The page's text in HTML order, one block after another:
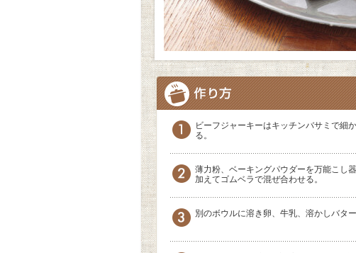
ビーフジャーキーはキッチンバサミで細
る。
薄力粉、ベーキングパウダーを万能こし
加えてゴムベラで混ぜ合わせる。
別のボウルに溶き卵、牛乳、溶かしバタ